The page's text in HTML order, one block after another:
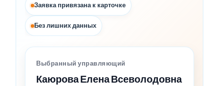
Заявка привязана к карточке
Без лишних данных
Выбранный управляющий
Каюрова Елена Всеволодовна